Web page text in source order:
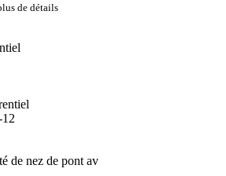
de détails
de nez de pont av